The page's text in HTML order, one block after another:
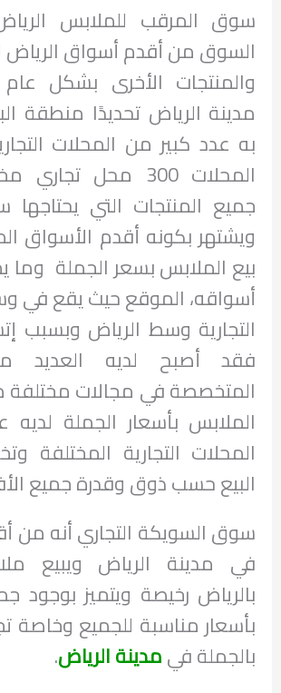
سوق المرقب للملابس
السوق من أقدم أسواق الرياض
والمنتجات الأخرى بشكل
مدينة الرياض تحديدًا منطقة
به عدد كبير من المحلات
المحلات 300 محل
جميع المنتجات التي يحتاجها
ويشتهر بكونه أقدم الأسواق
بيع الملابس بسعر الجملة وما
أسواقه، الموقع حيث يقع في
التجارية وسط الرياض وبسبب
فقد أصبح لديه العديد
المتخصصة في مجالات مختلفة
الملابس بأسعار الجملة
المحلات التجارية المختلفة
البيع حسب ذوق وقدرة جميع
سوق السويكة التجاري أنه من
في مدينة الرياض ويبيع
بالرياض رخيصة ويتميز بوجود
بأسعار مناسبة للجميع وخاصة
بالجملة فيمدينة الرياض.